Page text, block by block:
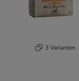
3 Varianten